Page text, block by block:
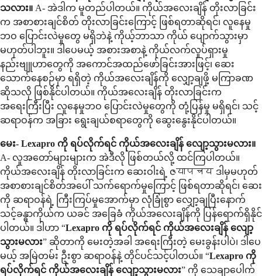
သလား။ A- အဲဒါက မူတည်ပါတယ်။ ကိုယ်အလေးချိန် တိုးလာခြင်း
က အစာစားချင်စိတ် တိုးလာခြင်းကြောင့် ဖြစ်ရတာဆိုရင်၊ လူနေမှု
ဘဝ ပြောင်းလဲမှုတွေ မရှိဘဲနဲ့ ကိုယ့်ဘာသာ ကိုယ် ပျောက်သွားမှာ
မဟုတ်ပါဘူး။ ဒါပေမယ့် အစားအစာနဲ့ ကိုယ်လက်လှုပ်ရှားမှု
နည်းဗျူဟာတွေကို အကောင်အထည်ဖော်ခြင်းအားဖြင့်၊ ဆေး
သောက်နေစဉ်မှာ ရရှိတဲ့ ကိုယ်အလေးချိန်ကို လျှော့ချဖို့ မကြာခဏ
ဆိုသလို ဖြစ်နိုင်ပါတယ်။ ကိုယ်အလေးချိန် တိုးလာခြင်းက
အရေးကြီးပြီး လူနေမှုဘဝ ပြောင်းလဲမှုတွေကို တုံ့ပြန်မှု မရှိရင်၊ သင့်
ဆရာဝန်က အခြား ရွေးချယ်စရာတွေကို ဆွေးနွေးနိုင်ပါတယ်။
မေး- Lexapro ကို ရပ်လိုက်ရင် ကိုယ်အလေးချိန် လျော့သွားမလား။
A- လူအတော်များများက အဲဒီလို ဖြစ်တယ်လို့ ထင်ကြပါတယ်။
ကိုယ်အလေးချိန် တိုးလာခြင်းက ဆေးဝါးရဲ့ ဇयापचय ဒါမှမဟုတ်
အစာစားချင်စိတ်အပေါ် သက်ရောက်မှုကြောင့် ဖြစ်ရတာဆိုရင်၊ ဆေး
ကို ဆရာဝန်ရဲ့ ကြီးကြပ်မှုအောက်မှာ လုံခြုံစွာ လျှော့ချပြီးနောက်
သင့်ခန္ဓာကိုယ်က ယခင် အခြေခံ ကိုယ်အလေးချိန်ကို ပြန်ရောက်ရှိနိုင်
ပါတယ်။ ဒါဟာ “Lexapro ကို ရပ်လိုက်ရင် ကိုယ်အလေးချိန် လျော့
သွားမလား” ဆိုတာကို မေးတဲ့အခါ အရေးကြီးတဲ့ မေးခွန်းပါပဲ၊ ဒါပေ
မယ့် အမြဲတမ်း ဦးစွာ ဆရာဝန်နဲ့ တိုင်ပင်သင့်ပါတယ်။ “Lexapro ကို
ရပ်လိုက်ရင် ကိုယ်အလေးချိန် လျော့သွားမလား” ကို သေချာပေါက်